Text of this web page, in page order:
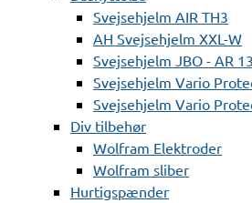
Svejsehjelm AIR TH3
AH Svejsehjelm XXL-W
Svejsehjelm JBO - AR
Svejsehjelm Vario
Svejsehjelm Vario
Div tilbehør
Wolfram Elektroder
Wolfram sliber
Hurtigspænder